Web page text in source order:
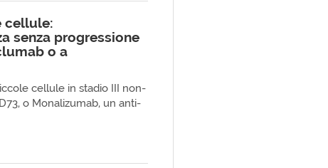
cellule:
senza progressione
o a
cellule in stadio III non-
o Monalizumab, un anti-